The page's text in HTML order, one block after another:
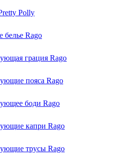
Polly
белье Rago
грация Rago
пояса Rago
боди Rago
капри Rago
трусы Rago